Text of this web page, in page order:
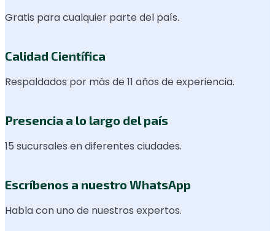
Gratis para cualquier parte del país.
Calidad Científica
Respaldados por más de 11 años de experiencia.
Presencia a lo largo del país
15 sucursales en diferentes ciudades.
Escríbenos a nuestro WhatsApp
Habla con uno de nuestros expertos.